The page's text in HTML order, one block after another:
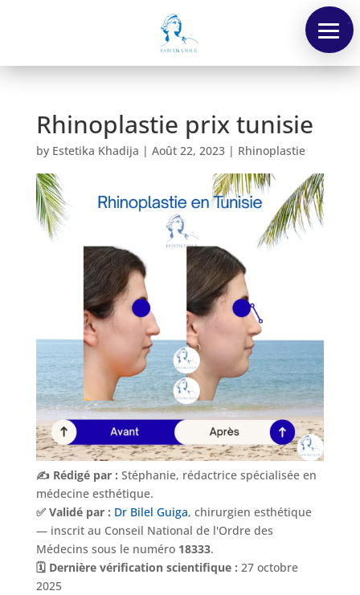
Rhinoplastie prix tunisie
by Estetika Khadija | Août 22, 2023| Rhinoplastie
✍️ Rédigé par : Stéphanie, rédactrice spécialisée en
médecine esthétique.
✅ Validé par : Dr Bilel Guiga, chirurgien esthétique
— inscrit au Conseil National de l'Ordre des
Médecins sous le numéro 18333.
🗓️ Dernière vérification scientifique : 27 octobre
2025